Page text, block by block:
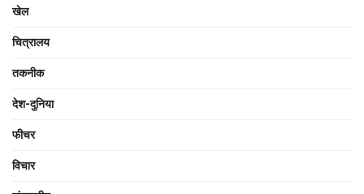
खेल
चित्रालय
तकनीक
देश-दुनिया
फीचर
विचार